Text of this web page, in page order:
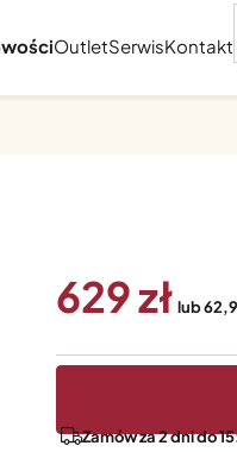
OutletSerwisKontakt
629 lub
Zamów za 2 dni do